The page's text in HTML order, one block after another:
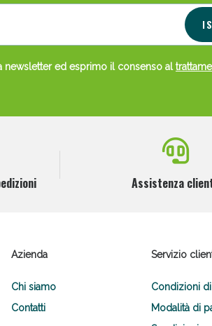
newsletter ed esprimo il consenso al
Assistenza
Azienda
Chi siamo
Contatti
Servizio
Condizioni
Modalità di